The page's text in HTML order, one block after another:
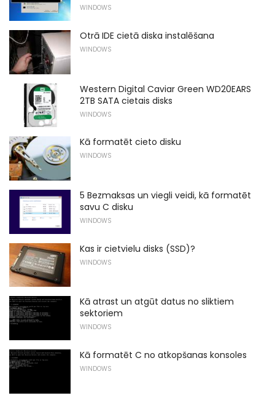
WINDOWS
Otrā IDE cietā diska instalēšana
WINDOWS
Western Digital Caviar Green WD20EARS
2TB SATA cietais disks
WINDOWS
Kā formatēt cieto disku
WINDOWS
5 Bezmaksas un viegli veidi, kā formatēt
savu C disku
WINDOWS
Kas ir cietvielu disks (SSD)?
WINDOWS
Kā atrast un atgūt datus no sliktiem
sektoriem
WINDOWS
Kā formatēt C no atkopšanas konsoles
WINDOWS